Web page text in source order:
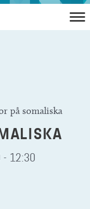
på somaliska
- 12:30